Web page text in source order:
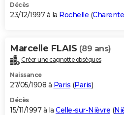
Décès
23/12/1997 à la Rochelle (
Marcelle FLAIS (89 ans)
Créer une cagnotte obsèques
Naissance
27/05/1908 à Paris (Paris)
Décès
15/11/1997 à la Celle-sur-Nièvre (